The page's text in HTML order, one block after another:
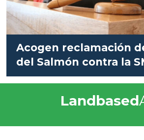
Acogen reclamación
del Salmón contra la
Landbased